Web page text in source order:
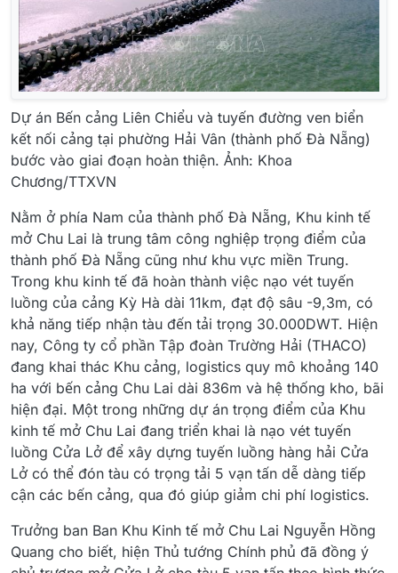
Dự án Bến cảng Liên Chiểu và tuyến đường ven biển
kết nối cảng tại phường Hải Vân (thành phố Đà Nẵng)
bước vào giai đoạn hoàn thiện. Ảnh: Khoa
Chương/TTXVN
Nằm ở phía Nam của thành phố Đà Nẵng, Khu kinh tế
mở Chu Lai là trung tâm công nghiệp trọng điểm của
thành phố Đà Nẵng cũng như khu vực miền Trung.
Trong khu kinh tế đã hoàn thành việc nạo vét tuyến
luồng của cảng Kỳ Hà dài 11km, đạt độ sâu -9,3m, có
khả năng tiếp nhận tàu đến tải trọng 30.000DWT. Hiện
nay, Công ty cổ phần Tập đoàn Trường Hải (THACO)
đang khai thác Khu cảng, logistics quy mô khoảng 140
ha với bến cảng Chu Lai dài 836m và hệ thống kho, bãi
hiện đại. Một trong những dự án trọng điểm của Khu
kinh tế mở Chu Lai đang triển khai là nạo vét tuyến
luồng Cửa Lở để xây dựng tuyến luồng hàng hải Cửa
Lở có thể đón tàu có trọng tải 5 vạn tấn dễ dàng tiếp
cận các bến cảng, qua đó giúp giảm chi phí logistics.
Trưởng ban Ban Khu Kinh tế mở Chu Lai Nguyễn Hồng
Quang cho biết, hiện Thủ tướng Chính phủ đã đồng ý